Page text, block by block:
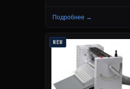
Подробнее →
NEW